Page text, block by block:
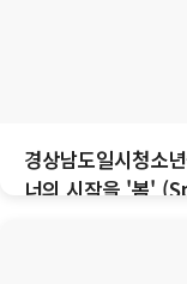
경상남도일시청소
너의 시작을 '봄'